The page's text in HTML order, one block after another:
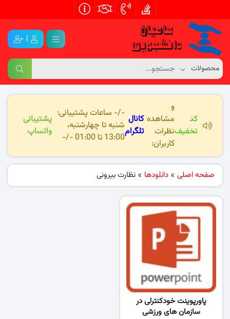
|
کد
تخفیف
و
مشاهده
نظرات
کاربران:
کانال
تلگرام
-/- ساعات پشتیبانی:
شنبه تا چهارشنبه،
13:00 تا 01:00 -/-
پشتیبانی
واتساپ
صفحه اصلی » دانلودها » نظارت بیرونی
پاورپوینت خودکنترلی در
سازمان های ورزشی